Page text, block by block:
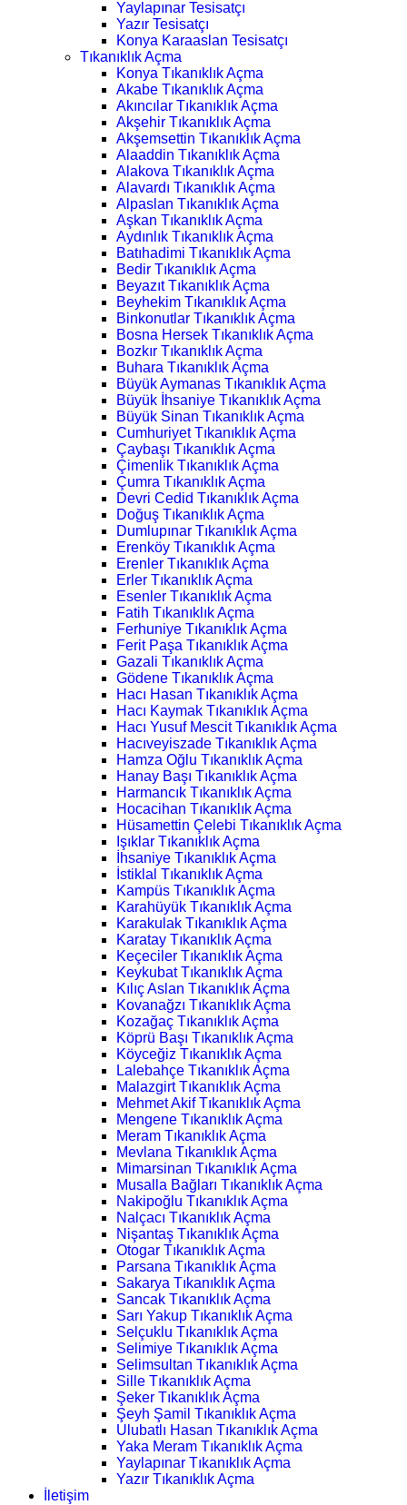
Yaylapınar Tesisatçı
Yazır Tesisatçı
Konya Karaaslan Tesisatçı
Tıkanıklık Açma
Konya Tıkanıklık Açma
Akabe Tıkanıklık Açma
Akıncılar Tıkanıklık Açma
Akşehir Tıkanıklık Açma
Akşemsettin Tıkanıklık Açma
Alaaddin Tıkanıklık Açma
Alakova Tıkanıklık Açma
Alavardı Tıkanıklık Açma
Alpaslan Tıkanıklık Açma
Aşkan Tıkanıklık Açma
Aydınlık Tıkanıklık Açma
Batıhadimi Tıkanıklık Açma
Bedir Tıkanıklık Açma
Beyazıt Tıkanıklık Açma
Beyhekim Tıkanıklık Açma
Binkonutlar Tıkanıklık Açma
Bosna Hersek Tıkanıklık Açma
Bozkır Tıkanıklık Açma
Buhara Tıkanıklık Açma
Büyük Aymanas Tıkanıklık Açma
Büyük İhsaniye Tıkanıklık Açma
Büyük Sinan Tıkanıklık Açma
Cumhuriyet Tıkanıklık Açma
Çaybaşı Tıkanıklık Açma
Çimenlik Tıkanıklık Açma
Çumra Tıkanıklık Açma
Devri Cedid Tıkanıklık Açma
Doğuş Tıkanıklık Açma
Dumlupınar Tıkanıklık Açma
Erenköy Tıkanıklık Açma
Erenler Tıkanıklık Açma
Erler Tıkanıklık Açma
Esenler Tıkanıklık Açma
Fatih Tıkanıklık Açma
Ferhuniye Tıkanıklık Açma
Ferit Paşa Tıkanıklık Açma
Gazali Tıkanıklık Açma
Gödene Tıkanıklık Açma
Hacı Hasan Tıkanıklık Açma
Hacı Kaymak Tıkanıklık Açma
Hacı Yusuf Mescit Tıkanıklık Açma
Hacıveyiszade Tıkanıklık Açma
Hamza Oğlu Tıkanıklık Açma
Hanay Başı Tıkanıklık Açma
Harmancık Tıkanıklık Açma
Hocacihan Tıkanıklık Açma
Hüsamettin Çelebi Tıkanıklık Açma
Işıklar Tıkanıklık Açma
İhsaniye Tıkanıklık Açma
İstiklal Tıkanıklık Açma
Kampüs Tıkanıklık Açma
Karahüyük Tıkanıklık Açma
Karakulak Tıkanıklık Açma
Karatay Tıkanıklık Açma
Keçeciler Tıkanıklık Açma
Keykubat Tıkanıklık Açma
Kılıç Aslan Tıkanıklık Açma
Kovanağzı Tıkanıklık Açma
Kozağaç Tıkanıklık Açma
Köprü Başı Tıkanıklık Açma
Köyceğiz Tıkanıklık Açma
Lalebahçe Tıkanıklık Açma
Malazgirt Tıkanıklık Açma
Mehmet Akif Tıkanıklık Açma
Mengene Tıkanıklık Açma
Meram Tıkanıklık Açma
Mevlana Tıkanıklık Açma
Mimarsinan Tıkanıklık Açma
Musalla Bağları Tıkanıklık Açma
Nakipoğlu Tıkanıklık Açma
Nalçacı Tıkanıklık Açma
Nişantaş Tıkanıklık Açma
Otogar Tıkanıklık Açma
Parsana Tıkanıklık Açma
Sakarya Tıkanıklık Açma
Sancak Tıkanıklık Açma
Sarı Yakup Tıkanıklık Açma
Selçuklu Tıkanıklık Açma
Selimiye Tıkanıklık Açma
Selimsultan Tıkanıklık Açma
Sille Tıkanıklık Açma
Şeker Tıkanıklık Açma
Şeyh Şamil Tıkanıklık Açma
Ulubatlı Hasan Tıkanıklık Açma
Yaka Meram Tıkanıklık Açma
Yaylapınar Tıkanıklık Açma
Yazır Tıkanıklık Açma
İletişim